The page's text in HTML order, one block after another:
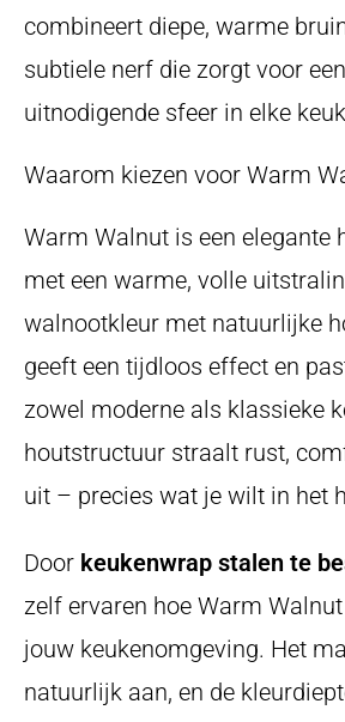
combineert diepe, warme
subtiele nerf die zorgt voor
uitnodigende sfeer in elke
Waarom kiezen voor Warm
Warm Walnut is een elegante
met een warme, volle
walnootkleur met natuurlijke
geeft een tijdloos effect en
zowel moderne als klassieke
houtstructuur straalt rust,
uit – precies wat je wilt in het
Door keukenwrap stalen te
zelf ervaren hoe Warm
jouw keukenomgeving. Het
natuurlijk aan, en de